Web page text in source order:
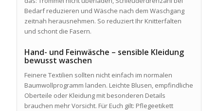
Bedarf reduzieren und Wäsche nach dem Waschgang
zeitnah herausnehmen. So reduziert Ihr Knitterfalten
und schont die Fasern.
Hand- und Feinwäsche – sensible Kleidung
bewusst waschen
Feinere Textilien sollten nicht einfach im normalen
Baumwollprogramm landen. Leichte Blusen, empfindliche
Oberteile oder Kleidung mit besonderen Details
brauchen mehr Vorsicht. Für Euch gilt: Pflegeetikett